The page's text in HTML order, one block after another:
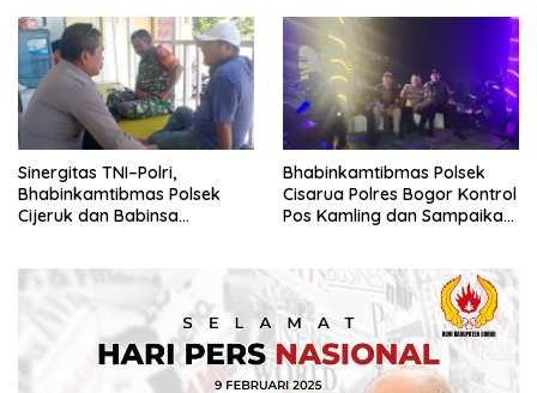
Kamtibmas
Sinergitas TNI–Polri,
Bhabinkamtibmas Polsek
Cijeruk dan Babinsa
Bhabinkamtibmas Polsek
Cisarua Polres Bogor Kontrol
Pos Kamling dan Sampaikan